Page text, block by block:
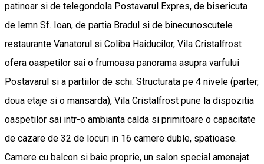
patinoar si de telegondola Postavarul Expres, de bisericuta
de lemn Sf. Ioan, de partia Bradul si de binecunoscutele
restaurante Vanatorul si Coliba Haiducilor, Vila Cristalfrost
ofera oaspetilor sai o frumoasa panorama asupra varfului
Postavarul si a partiilor de schi. Structurata pe 4 nivele (parter,
doua etaje si o mansarda), Vila Cristalfrost pune la dispozitia
oaspetilor sai intr-o ambianta calda si primitoare o capacitate
de cazare de 32 de locuri in 16 camere duble, spatioase.
Camere cu balcon si baie proprie, un salon special amenajat